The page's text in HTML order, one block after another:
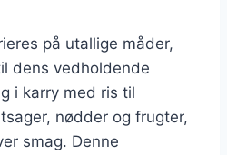
på utallige måder,
dens vedholdende
i karry med ris til
nødder og frugter,
smag. Denne